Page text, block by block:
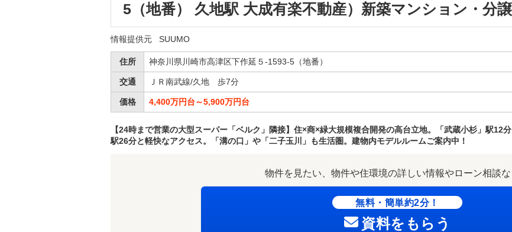
5（地番） 久地駅 大成有楽不動産）新築マンション・分
情報提供元 SUUMO
住所 神奈川県川崎市高津区下作延５-1593-5（地番）
交通 ＪＲ南武線/久地 歩7分
価格 4,400万円台～5,900万円台
【24時まで営業の大型スーパー「ベルク」隣接】住×商×緑大規模複合開発の高台立地。「武蔵小杉」駅12
駅26分と軽快なアクセス。「溝の口」や「二子玉川」も生活圏。建物内モデルルームご案内中！
物件を見たい、物件や住環境の詳しい情報やローン相談な
無料・簡単約2分！
資料をもらう